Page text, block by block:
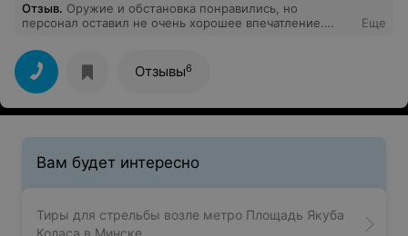
Отзыв. Оружие и обстановка понравились, но
персонал оставил не очень хорошее впечатление.
объяснялось "на отвяжись". Вместо расслабления и
приятно проведенного времени остался неприятный
осадок. Второй раз не пошли бы.
Еще
Отзывы6
Вам будет интересно
Тиры для стрельбы возле метро Площадь Якуба
Коласа в Минске